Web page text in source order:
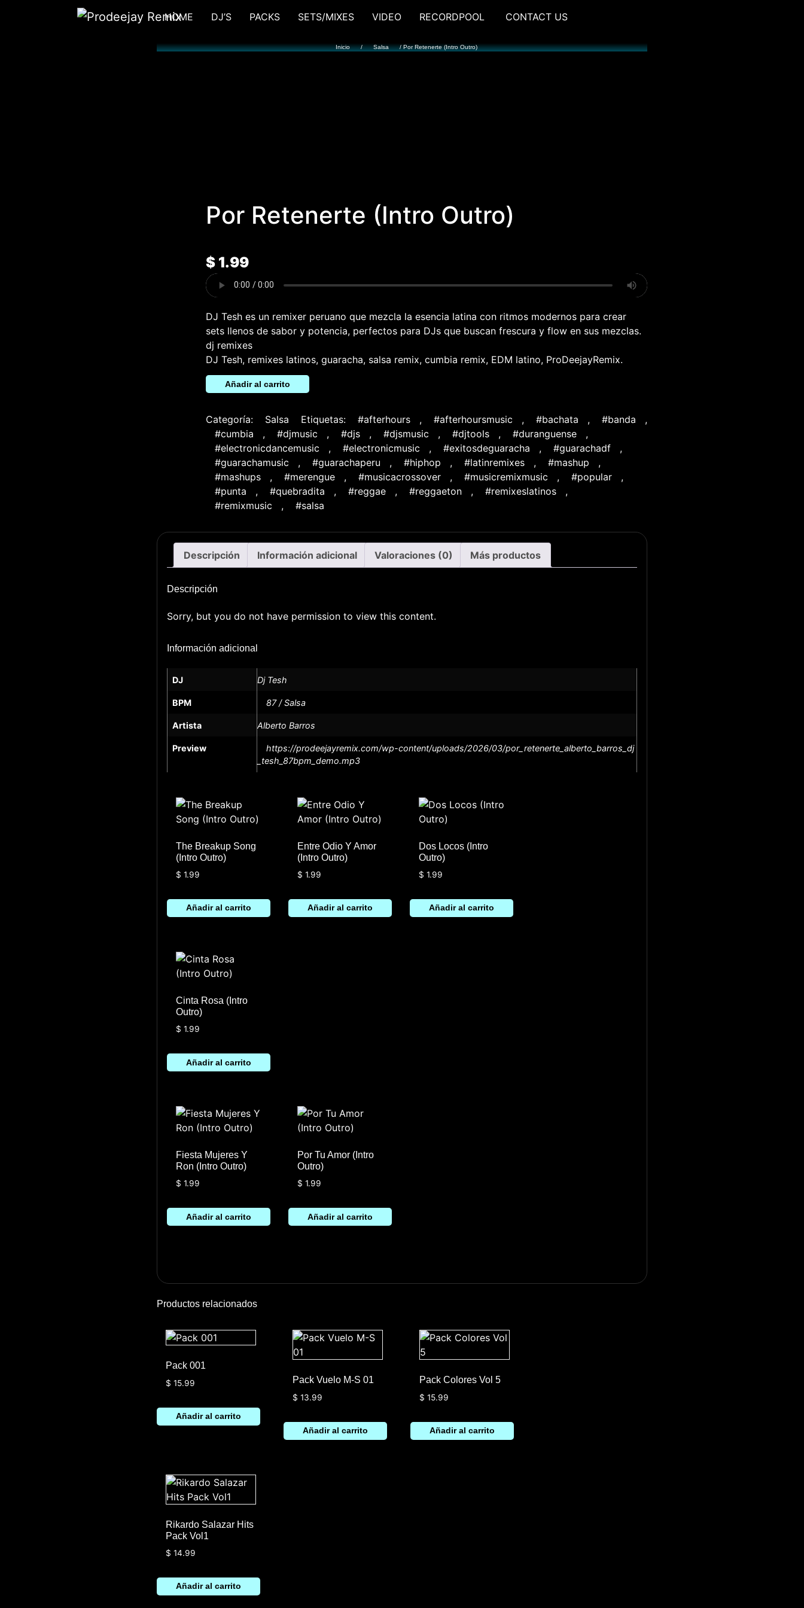
HOME DJ’S PACKS SETS/MIXES VIDEO RECORDPOOL CONTACT US
Inicio / Salsa / Por Retenerte (Intro Outro)
Por Retenerte (Intro Outro)
$1.99
DJ Tesh es un remixer peruano que mezcla la esencia latina con ritmos modernos para crear
sets llenos de sabor y potencia, perfectos para DJs que buscan frescura y flow en sus mezclas.
dj remixes
DJ Tesh, remixes latinos, guaracha, salsa remix, cumbia remix, EDM latino, ProDeejayRemix.
Añadir al carrito
Categoría: Salsa Etiquetas: #afterhours , #afterhoursmusic , #bachata , #banda
,
#cumbia
, #djmusic , #djs , #djsmusic , #djtools , #duranguense
,
#electronicdancemusic
, #electronicmusic , #exitosdeguaracha , #guarachadf
,
#guarachamusic
, #guarachaperu , #hiphop , #latinremixes , #mashup
,
#mashups
, #merengue , #musicacrossover , #musicremixmusic , #popular
,
#punta
, #quebradita , #reggae , #reggaeton , #remixeslatinos
,
#remixmusic
, #salsa
Descripción Información adicional Valoraciones (0) Más productos
Descripción
Sorry, but you do not have permission to view this content.
Información adicional
DJ Dj Tesh
BPM 87 / Salsa
Artista Alberto Barros
Preview
https://prodeejayremix.com/wp-content/uploads/2026/03/por_retenerte_alberto_barros_dj
_tesh_87bpm_demo.mp3
The Breakup Song
(Intro Outro)
$ 1.99
Añadir al carrito
Entre Odio Y Amor
(Intro Outro)
$ 1.99
Añadir al carrito
Dos Locos (Intro
Outro)
$ 1.99
Añadir al carrito
Cinta Rosa (Intro
Outro)
$ 1.99
Añadir al carrito
Fiesta Mujeres Y
Ron (Intro Outro)
$ 1.99
Añadir al carrito
Por Tu Amor (Intro
Outro)
$ 1.99
Añadir al carrito
Productos relacionados
Pack 001
$ 15.99
Añadir al carrito
Pack Vuelo M-S 01
$ 13.99
Añadir al carrito
Pack Colores Vol 5
$ 15.99
Añadir al carrito
Rikardo Salazar Hits
Pack Vol1
$ 14.99
Añadir al carrito